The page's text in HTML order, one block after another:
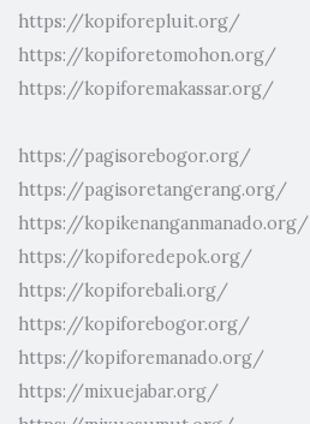
https://kopiforepluit.org/
https://kopiforetomohon.org/
https://kopiforemakassar.org/
https://pagisorebogor.org/
https://pagisoretangerang.org/
https://kopikenanganmanado.org/
https://kopiforedepok.org/
https://kopiforebali.org/
https://kopiforebogor.org/
https://kopiforemanado.org/
https://mixuejabar.org/